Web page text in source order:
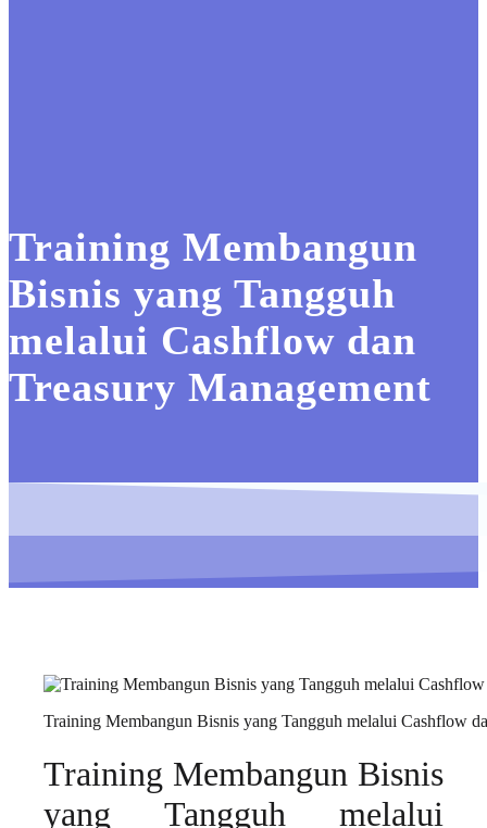
Training Membangun
Bisnis yang Tangguh
melalui Cashflow dan
Treasury Management
Training Membangun Bisnis yang Tangguh melalui Cashflow
Training Membangun Bisnis
yang Tangguh melalui